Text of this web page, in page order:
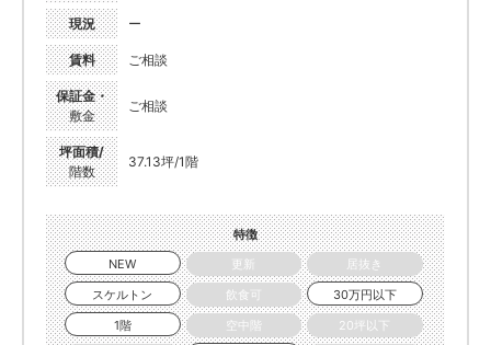
現況 ー
賃料 ご相談
保証金・
敷金
ご相談
坪面積/
階数
37.13坪/1階
特徴
NEW
更新
居抜き
スケルトン
飲食可
30万円以下
1階
空中階
20坪以下